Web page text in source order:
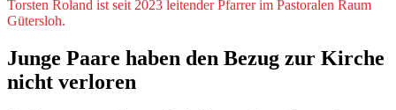
Torsten Roland ist seit 2023 leitender Pfarrer im Pastoralen Raum
Gütersloh.
Junge Paare haben den Bezug zur Kirche
nicht verloren